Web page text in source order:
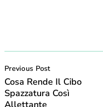
Navigation
Previous Post
Cosa Rende Il Cibo
Spazzatura Così
Allettante